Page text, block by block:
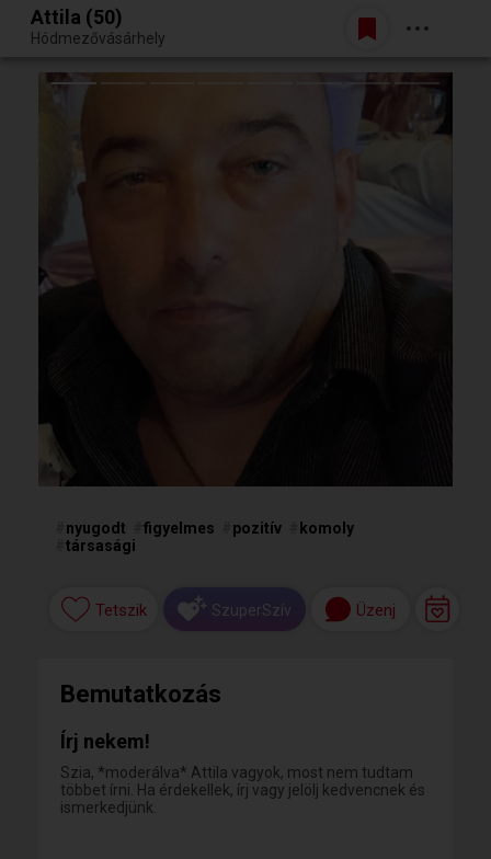
Egy jó randiból bármi lehet.
Belépés
Attila (50)
Hódmezővásárhely
nyugodt figyelmes pozitív
komoly
társasági
Tetszik SzuperSzív Üzenj
Bemutatkozás
Írj nekem!
Szia, *moderálva* Attila vagyok, most nem tudtam
többet írni. Ha érdekellek, írj vagy jelölj kedvencnek és
ismerkedjünk.